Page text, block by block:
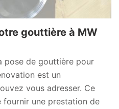
gouttière à MW
pose de gouttière pour
est un
vous adresser. Ce
fournir une prestation de